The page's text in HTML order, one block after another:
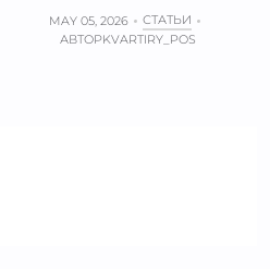
MAY 05, 2026
СТАТЬИ
АВТОРKVARTIRY_POS